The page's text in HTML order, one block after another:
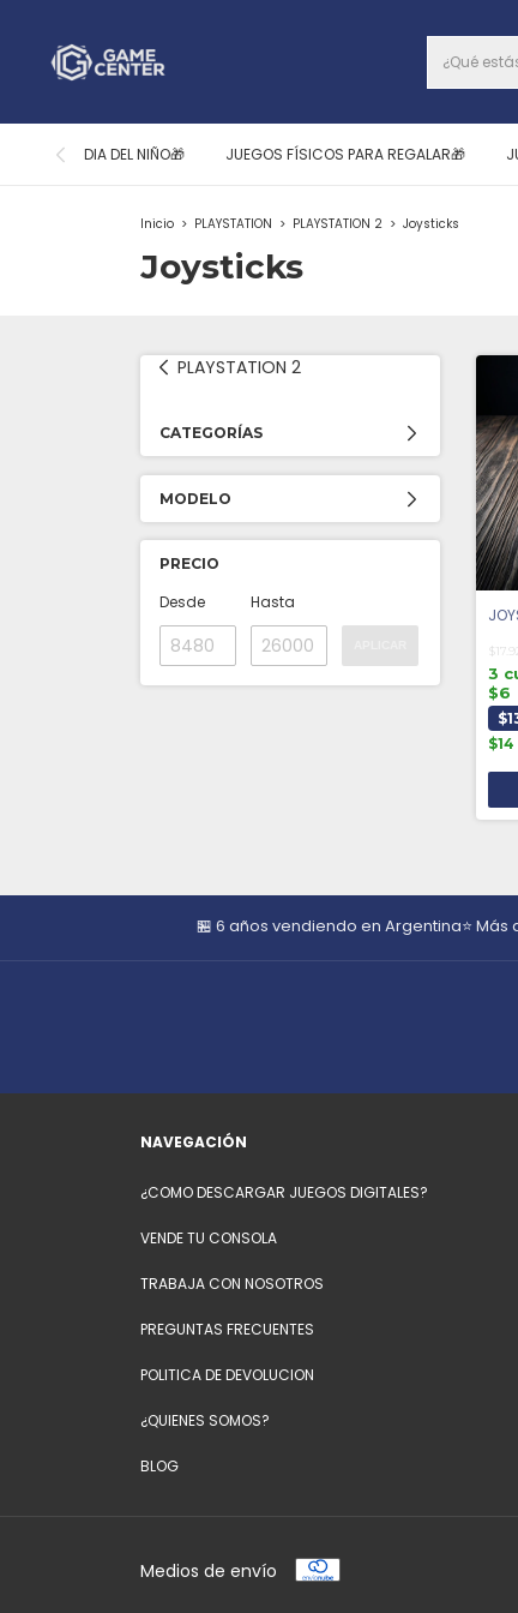
DIA DEL NIÑO🎁 JUEGOS FÍSICOS PARA REGALAR🎁
Inicio > PLAYSTATION > PLAYSTATION 2 > Joysticks
Joysticks
PLAYSTATION 2
CATEGORÍAS
MODELO
PRECIO
Desde Hasta
3
$6
🏪 6 años vendiendo en Argentina⭐
NAVEGACIÓN
¿COMO DESCARGAR JUEGOS DIGITALES?
VENDE TU CONSOLA
TRABAJA CON NOSOTROS
PREGUNTAS FRECUENTES
POLITICA DE DEVOLUCION
¿QUIENES SOMOS?
BLOG
Medios de envío